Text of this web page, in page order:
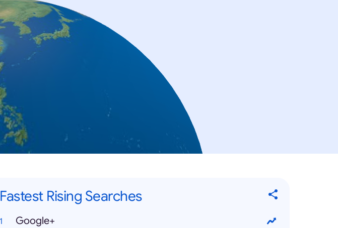
Fastest Rising Searches
Google+